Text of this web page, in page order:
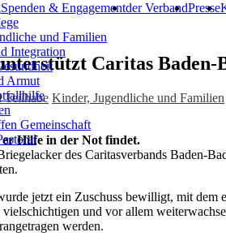
und Familien
Integration​
Armut
Gemeinschaft
Spenden & Engagementder VerbandPresse
Caritas Baden-
Teilhabe Kinder, Jugendliche und Familien
Hilfe in der Not findet.
des Caritasverbands Baden-
jetzt ein Zuschuss bewilligt, mit
und vor allem
werden.